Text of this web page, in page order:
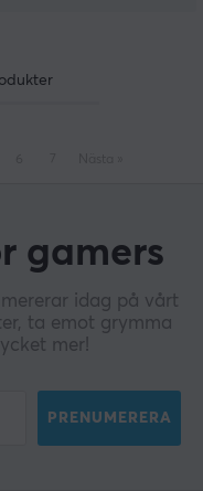
gamers
idag på vårt
ta emot grymma
mer!
PRENUMERERA